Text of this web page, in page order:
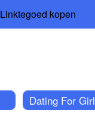
Linktegoed kopen
Dating For Girl